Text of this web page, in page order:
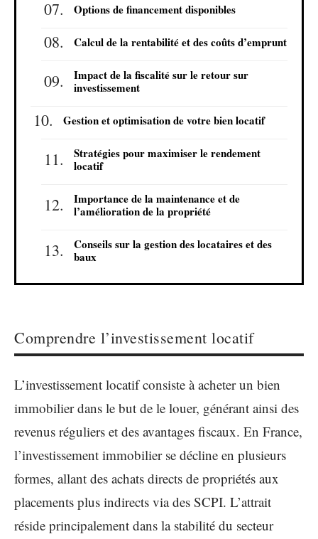
Options de financement disponibles
Calcul de la rentabilité et des coûts d’emprunt
Impact de la fiscalité sur le retour sur
investissement
Gestion et optimisation de votre bien locatif
Stratégies pour maximiser le rendement
locatif
Importance de la maintenance et de
l’amélioration de la propriété
Conseils sur la gestion des locataires et des
baux
Comprendre l’investissement locatif
L’investissement locatif consiste à acheter un bien
immobilier dans le but de le louer, générant ainsi des
revenus réguliers et des avantages fiscaux. En France,
l’investissement immobilier se décline en plusieurs
formes, allant des achats directs de propriétés aux
placements plus indirects via des SCPI. L’attrait
réside principalement dans la stabilité du secteur